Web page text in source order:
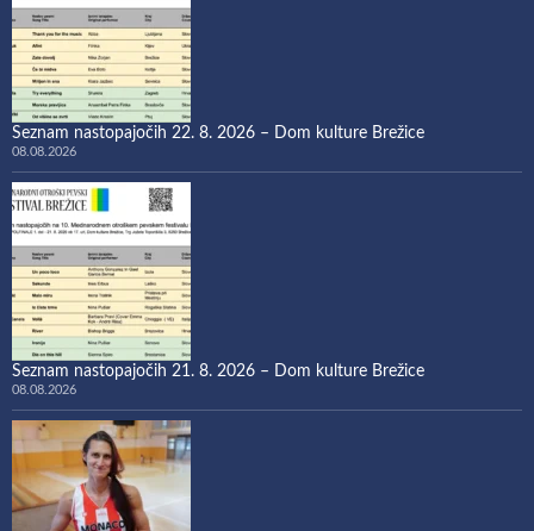
Seznam nastopajočih 22. 8. 2026 – Dom kulture Brežice
08.08.2026
Seznam nastopajočih 21. 8. 2026 – Dom kulture Brežice
08.08.2026